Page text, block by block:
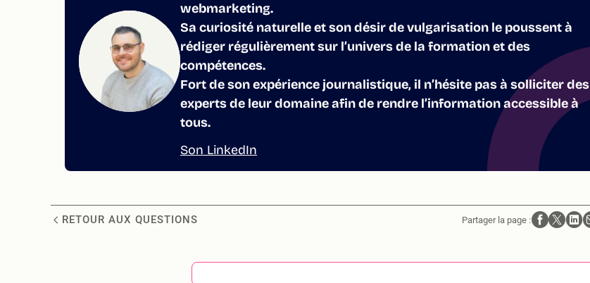
webmarketing.
Sa curiosité naturelle et son désir de vulgarisation le poussent à
rédiger régulièrement sur l’univers de la formation et des
compétences.
Fort de son expérience journalistique, il n’hésite pas à solliciter des
experts de leur domaine afin de rendre l’information accessible à
tous.
Son LinkedIn
RETOUR AUX QUESTIONS Partager la page :